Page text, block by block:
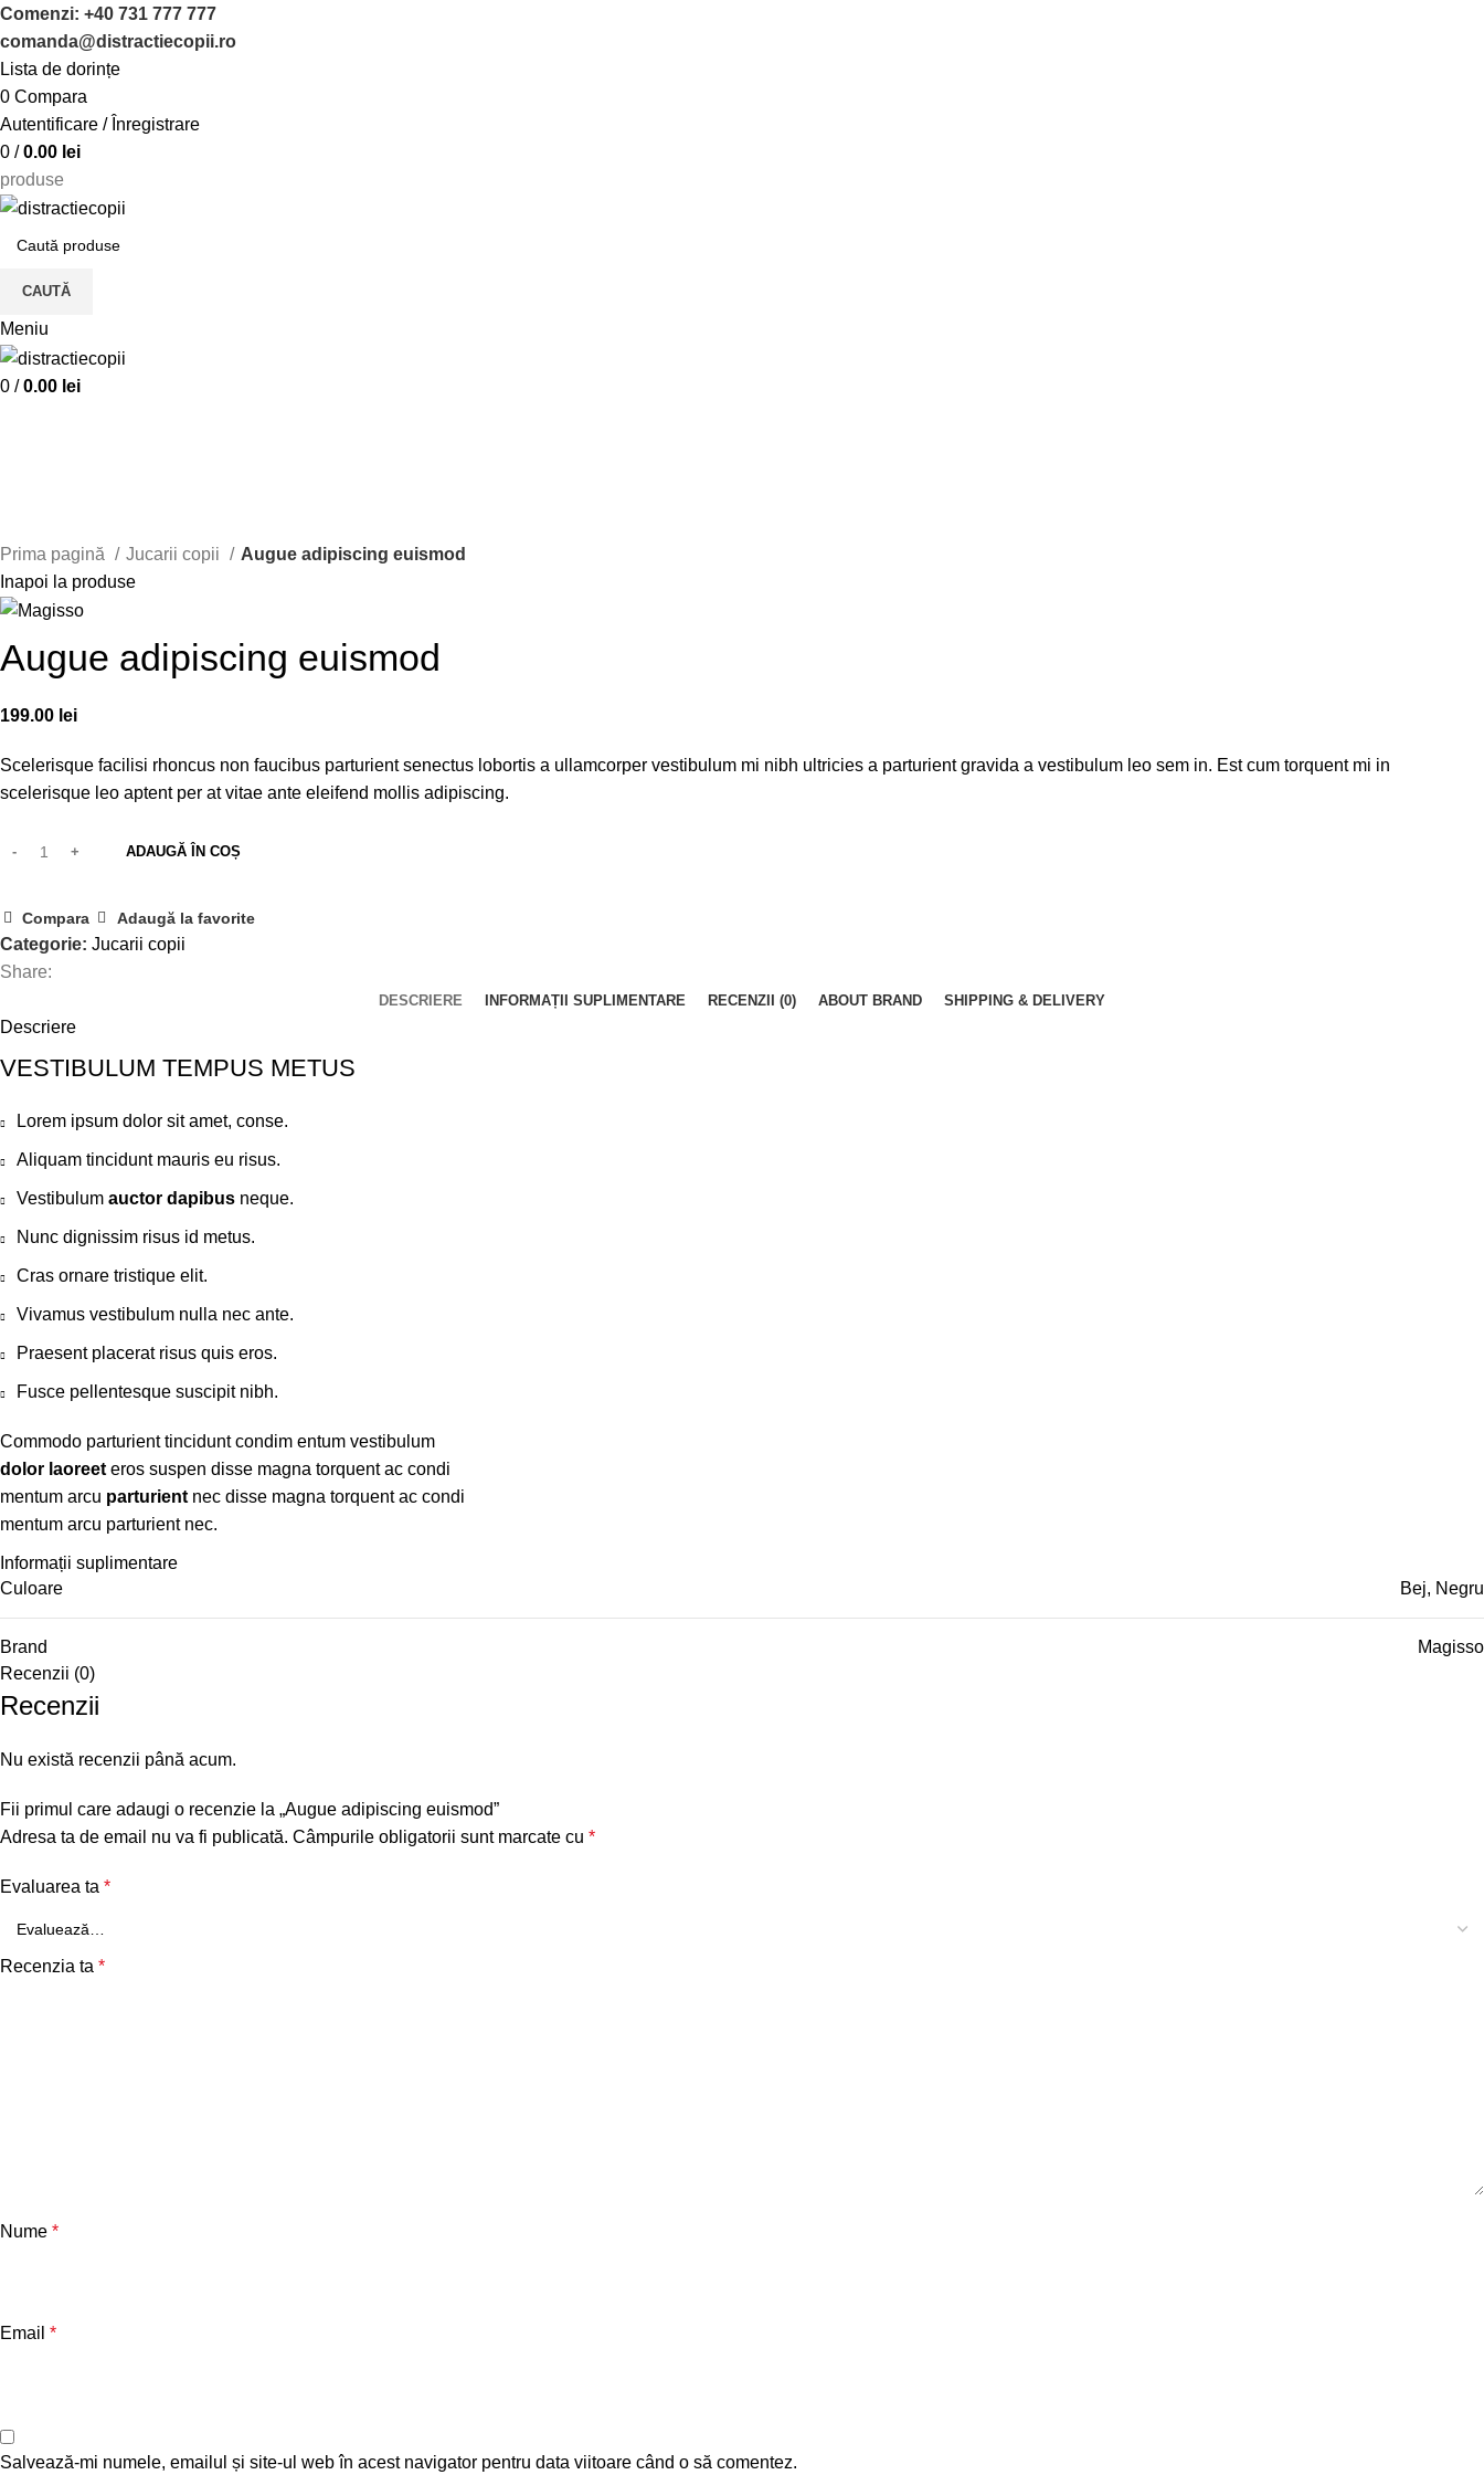
Comenzi: +40 731 777 777
comanda@distractiecopii.ro
Lista de dorințe
0 Compara
Autentificare / Înregistrare
0 / 0.00 lei
produse
CAUTĂ
Meniu
0 / 0.00 lei
Prima pagină
Jucarii copii
Augue adipiscing euismod
Inapoi la produse
Augue adipiscing euismod
199.00 lei
Scelerisque facilisi rhoncus non faucibus parturient senectus lobortis a ullamcorper vestibulum mi nibh ultricies a parturient gravida a vestibulum leo sem in. Est cum torquent mi in
scelerisque leo aptent per at vitae ante eleifend mollis adipiscing.
ADAUGĂ ÎN COȘ
Compara Adaugă la favorite
Categorie: Jucarii copii
Share:
DESCRIERE INFORMAȚII SUPLIMENTARE RECENZII (0) ABOUT BRAND SHIPPING & DELIVERY
Descriere
VESTIBULUM TEMPUS METUS
Lorem ipsum dolor sit amet, conse.
Aliquam tincidunt mauris eu risus.
Vestibulum auctor dapibus neque.
Nunc dignissim risus id metus.
Cras ornare tristique elit.
Vivamus vestibulum nulla nec ante.
Praesent placerat risus quis eros.
Fusce pellentesque suscipit nibh.
Commodo parturient tincidunt condim entum vestibulum
dolor laoreet eros suspen disse magna torquent ac condi
mentum arcu parturient nec disse magna torquent ac condi
mentum arcu parturient nec.
Informații suplimentare
Culoare
Bej, Negru
Brand
Magisso
Recenzii (0)
Recenzii
Nu există recenzii până acum.
Fii primul care adaugi o recenzie la „Augue adipiscing euismod”
Adresa ta de email nu va fi publicată. Câmpurile obligatorii sunt marcate cu *
Evaluarea ta *
Recenzia ta *
Nume *
Email *
Salvează-mi numele, emailul și site-ul web în acest navigator pentru data viitoare când o să comentez.